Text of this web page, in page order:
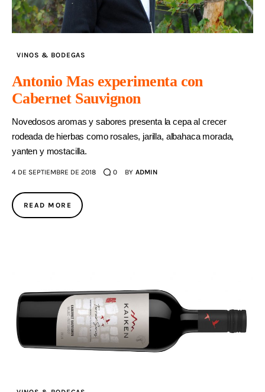
VINOS & BODEGAS
Antonio Mas experimenta con
Cabernet Sauvignon
Novedosos aromas y sabores presenta la cepa al crecer
rodeada de hierbas como rosales, jarilla, albahaca morada,
yanten y mostacilla.
4 DE SEPTIEMBRE DE 2018 0 BY ADMIN
READ MORE